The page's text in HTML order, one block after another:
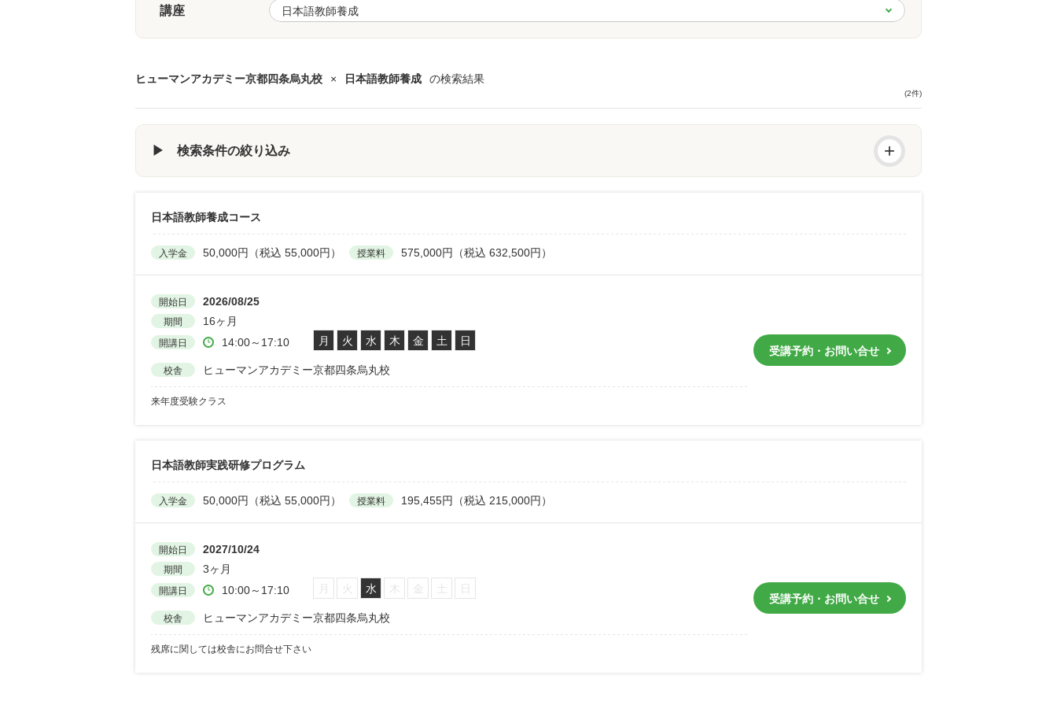
講座
ヒューマンアカデミー京都四条烏丸校 × 日本語教師養成 の検索結果
(2件)
▶ 検索条件の絞り込み +
日本語教師養成コース
入学金 50,000円（税込 55,000円） 授業料 575,000円（税込 632,500円）
開始日 2026/08/25
期間 16ヶ月
開講日 14:00～17:10 月 火 水 木 金 土 日
校舎 ヒューマンアカデミー京都四条烏丸校
来年度受験クラス
受講予約・お問い合せ
日本語教師実践研修プログラム
入学金 50,000円（税込 55,000円） 授業料 195,455円（税込 215,000円）
開始日 2027/10/24
期間 3ヶ月
開講日 10:00～17:10 月 火 水 木 金 土 日
校舎 ヒューマンアカデミー京都四条烏丸校
残席に関しては校舎にお問合せ下さい
受講予約・お問い合せ